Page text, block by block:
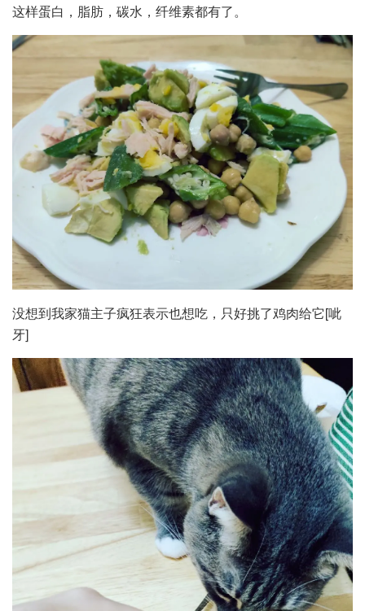
这样蛋白，脂肪，碳水，纤维素都有了。
没想到我家猫主子疯狂表示也想吃，只好挑了鸡肉给它[呲
牙]